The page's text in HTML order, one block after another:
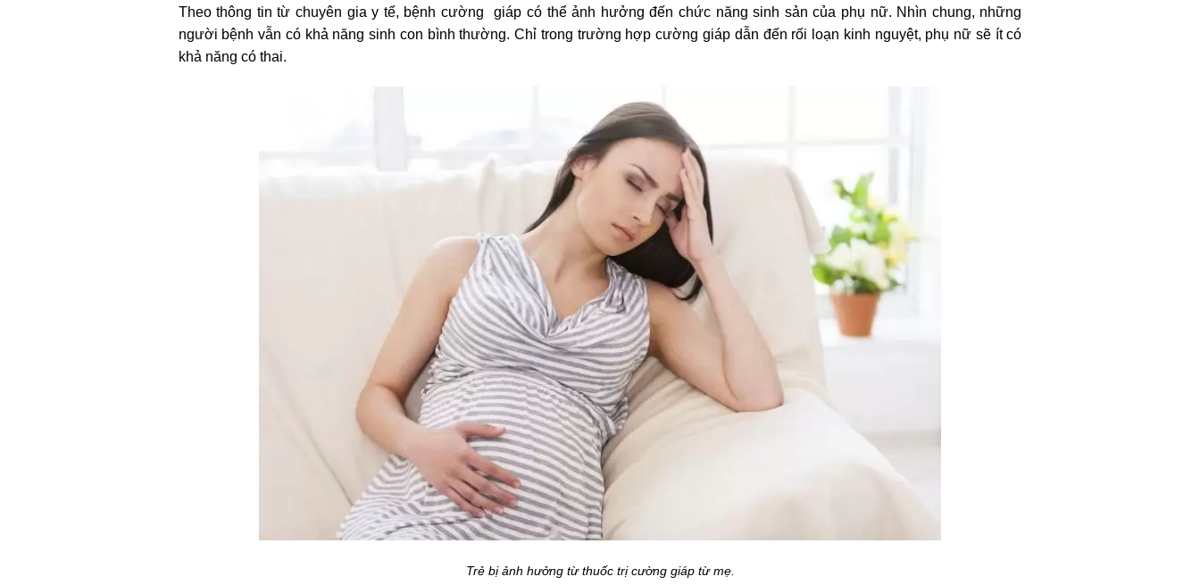
Theo thông tin từ chuyên gia y tế, bệnh cường giáp có thể ảnh hưởng đến chức năng sinh sản của phụ nữ. Nhìn chung, những
người bệnh vẫn có khả năng sinh con bình thường. Chỉ trong trường hợp cường giáp dẫn đến rối loạn kinh nguyệt, phụ nữ sẽ ít có
khả năng có thai.
Trẻ bị ảnh hưởng từ thuốc trị cường giáp từ mẹ.